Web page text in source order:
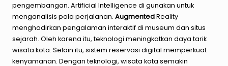
pengembangan. Artificial Intelligence di gunakan untuk
menganalisis pola perjalanan. AugmentedReality
menghadirkan pengalaman interaktif di museum dan situs
sejarah. Oleh karena itu, teknologi meningkatkan daya tarik
wisata kota. Selain itu, sistem reservasi digital memperkuat
kenyamanan. Dengan teknologi, wisata kota semakin